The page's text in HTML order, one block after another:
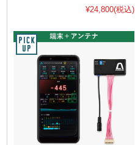
¥24,800(税込)